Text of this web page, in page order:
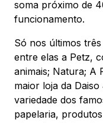
Mapa Virtual
soma próximo de
funcionamento.
Só nos últimos
entre elas a Petz,
animais; Natura; A
maior loja da
variedade dos
papelaria,